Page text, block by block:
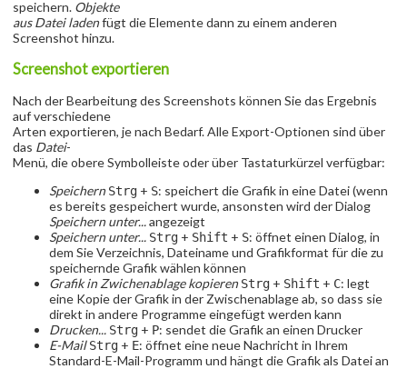
speichern. Objekte
aus Datei ladenfügt die Elemente dann zu einem anderen
Screenshot hinzu.
Screenshot exportieren
Nach der Bearbeitung des Screenshots können Sie das Ergebnis
auf verschiedene
Arten exportieren, je nach Bedarf. Alle Export-Optionen sind über
das Datei-
Menü, die obere Symbolleiste oder über Tastaturkürzel verfügbar:
Speichern Strg + S: speichert die Grafik in eine Datei (wenn
es bereits gespeichert wurde, ansonsten wird der Dialog
Speichern unter...angezeigt
Speichern unter... Strg + Shift + S: öffnet einen Dialog, in
dem Sie Verzeichnis, Dateiname und Grafikformat für die zu
speichernde Grafik wählen können
Grafik in Zwichenablage kopieren Strg + Shift + C: legt
eine Kopie der Grafik in der Zwischenablage ab, so dass sie
direkt in andere Programme eingefügt werden kann
Drucken... Strg + P: sendet die Grafik an einen Drucker
E-Mail Strg + E: öffnet eine neue Nachricht in Ihrem
Standard-E-Mail-Programm und hängt die Grafik als Datei an